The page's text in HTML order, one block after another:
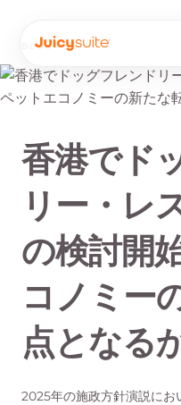
BLOG·JP
香港でド
リー・レ
の検討開
コノミー
点となる
2025年の施政方針演説にお